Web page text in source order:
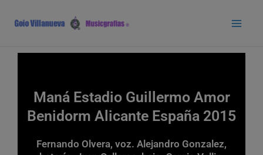
contenido
Maná Estadio Guillermo Amor
Benidorm Alicante España 2015
Fernando Olvera, voz. Alejandro Gonzalez,